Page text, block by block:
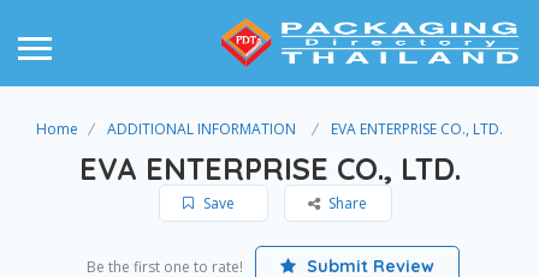
Home ADDITIONAL INFORMATION EVA ENTERPRISE CO., LTD.
EVA ENTERPRISE CO., LTD.
Save Share
Be the first one to rate! Submit Review